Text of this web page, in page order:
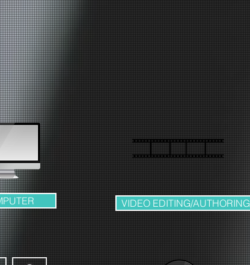
VIDEO EDITING/AUTHORING
を多く取り揃えております